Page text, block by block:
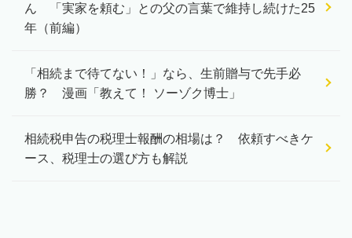
ん 「実家を頼む」との父の言葉で維持し続けた25
年（前編）
「相続まで待てない！」なら、生前贈与で先手必
勝？ 漫画「教えて！ ソーゾク博士」
相続税申告の税理士報酬の相場は？ 依頼すべきケ
ース、税理士の選び方も解説